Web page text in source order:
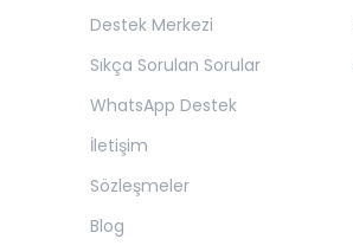
Destek Merkezi
Sıkça Sorulan Sorular
WhatsApp Destek
İletişim
Sözleşmeler
Blog